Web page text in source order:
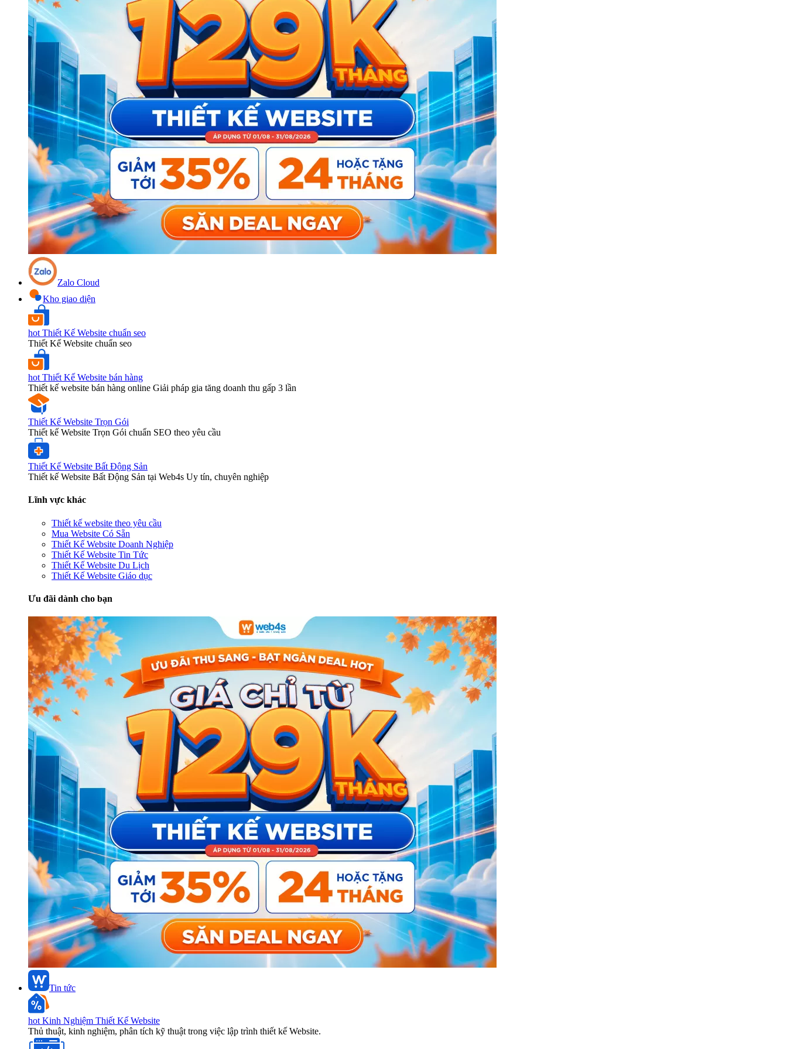
Zalo Cloud
Kho giao diện
hot Thiết Kế Website chuẩn seo
Thiết Kế Website chuẩn seo
hot Thiết Kế Website bán hàng
Thiết kế website bán hàng online Giải pháp gia tăng doanh thu gấp 3 lần
Thiết Kế Website Trọn Gói
Thiết kế Website Trọn Gói chuẩn SEO theo yêu cầu
Thiết Kế Website Bất Động Sản
Thiết kế Website Bất Động Sản tại Web4s Uy tín, chuyên nghiệp
Lĩnh vực khác
Thiết kế website theo yêu cầu
Mua Website Có Sẵn
Thiết Kế Website Doanh Nghiệp
Thiết Kế Website Tin Tức
Thiết Kế Website Du Lịch
Thiết Kế Website Giáo dục
Ưu đãi dành cho bạn
Tin tức
hot Kinh Nghiệm Thiết Kế Website
Thủ thuật, kinh nghiệm, phân tích kỹ thuật trong việc lập trình thiết kế Website.